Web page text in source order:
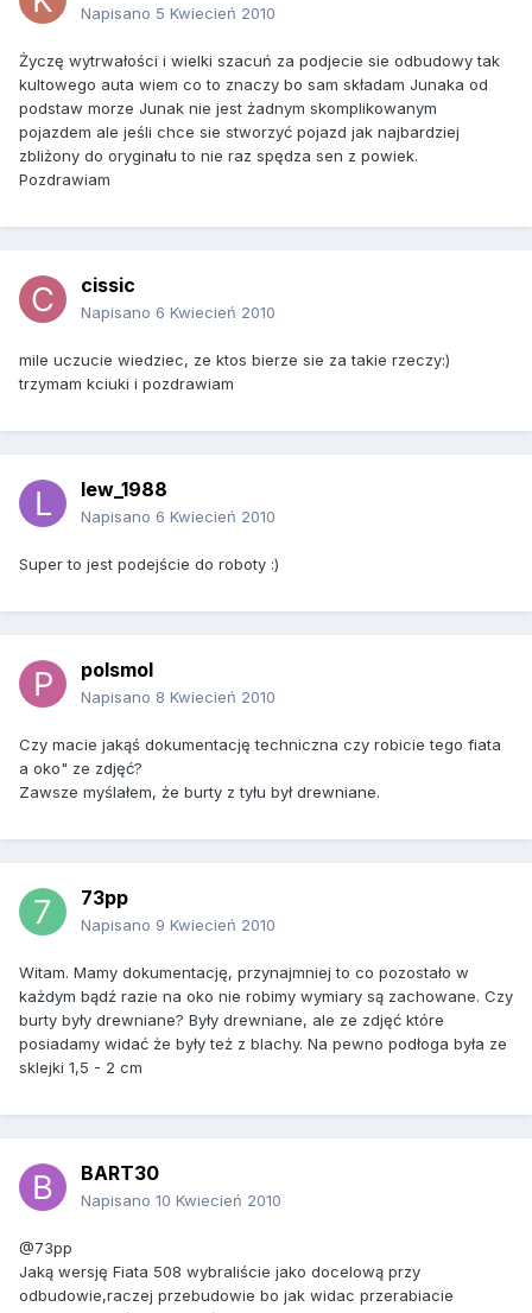
Napisano 5 Kwiecień 2010
Życzę wytrwałości i wielki szacuń za podjecie sie odbudowy tak
kultowego auta wiem co to znaczy bo sam składam Junaka od
podstaw morze Junak nie jest żadnym skomplikowanym
pojazdem ale jeśli chce sie stworzyć pojazd jak najbardziej
zbliżony do oryginału to nie raz spędza sen z powiek.
Pozdrawiam
cissic
Napisano 6 Kwiecień 2010
mile uczucie wiedziec, ze ktos bierze sie za takie rzeczy:)
trzymam kciuki i pozdrawiam
lew_1988
Napisano 6 Kwiecień 2010
Super to jest podejście do roboty :)
polsmol
Napisano 8 Kwiecień 2010
Czy macie jakąś dokumentację techniczna czy robicie tego fiata
a oko" ze zdjęć?
Zawsze myślałem, że burty z tyłu był drewniane.
73pp
Napisano 9 Kwiecień 2010
Witam. Mamy dokumentację, przynajmniej to co pozostało w
każdym bądź razie na oko nie robimy wymiary są zachowane. Czy
burty były drewniane? Były drewniane, ale ze zdjęć które
posiadamy widać że były też z blachy. Na pewno podłoga była ze
sklejki 1,5 - 2 cm
BART30
Napisano 10 Kwiecień 2010
@73pp
Jaką wersję Fiata 508 wybraliście jako docelową przy
odbudowie,raczej przebudowie bo jak widac przerabiacie